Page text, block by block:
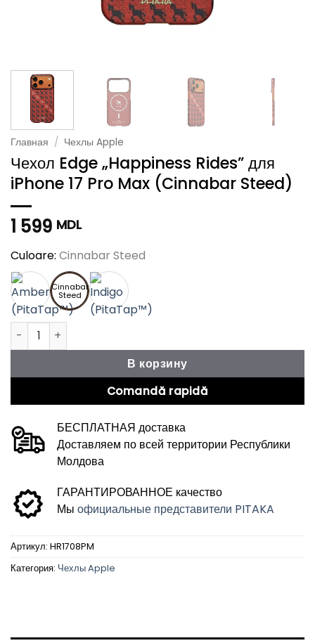
Главная / Чехлы Apple
Чехол Edge „Happiness Rides” для
iPhone 17 Pro Max (Cinnabar Steed)
1 599 MDL
Culoare: Cinnabar Steed
Cinnabar
Steed
Количество товара Чехол Edge „Happiness Rides” для
В корзину
Comandă rapidă
БЕСПЛАТНАЯ доставка
Доставляем по всей территории Республики
Молдова
ГАРАНТИРОВАННОЕ качество
Мы официальные представители PITAKA
Артикул: HR1708PM
Категория: Чехлы Apple